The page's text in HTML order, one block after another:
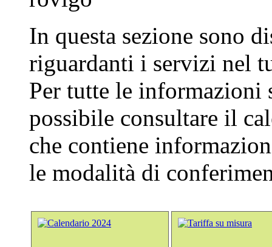
In questa sezione sono
riguardanti i servizi nel
Per tutte le informazioni
possibile consultare il
che contiene
le modalità di